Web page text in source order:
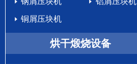
铜屑压块机
烘干煅烧设备